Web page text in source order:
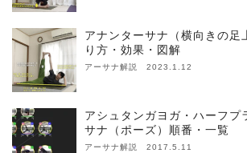
アナンターサナ（横向きの足
り方・効果・図解
アーサナ解説 2023.1.12
アシュタンガヨガ・ハーフプ
サナ（ポーズ）順番・一覧
アーサナ解説 2017.5.11